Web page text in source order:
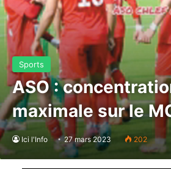
Sports
ASO :
maximale sur le
Ici l'Info 27 mars 2023 202